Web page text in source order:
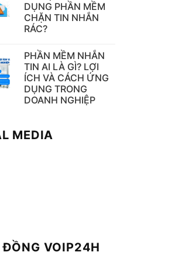
DỤNG PHẦN MỀM
CHẶN TIN NHẮN
RÁC?
PHẦN MỀM NHẮN
TIN AI LÀ GÌ? LỢI
ÍCH VÀ CÁCH ỨNG
DỤNG TRONG
DOANH NGHIỆP
MEDIA
ĐỒNG VOIP24H